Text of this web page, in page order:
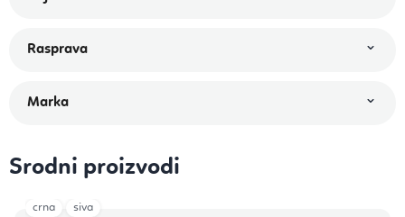
Srodni proizvodi
crna siva